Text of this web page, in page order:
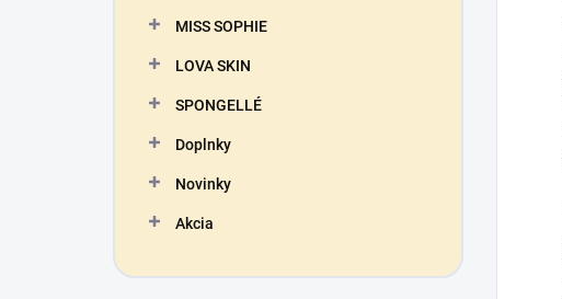
MISS SOPHIE
LOVA SKIN
SPONGELLÉ
Doplnky
Novinky
Akcia